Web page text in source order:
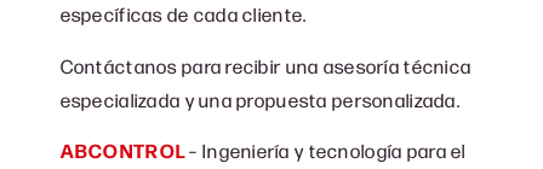
específicas de cada cliente.
Contáctanos para recibir una asesoría técnica
especializada y una propuesta personalizada.
ABCONTROL– Ingeniería y tecnología para el